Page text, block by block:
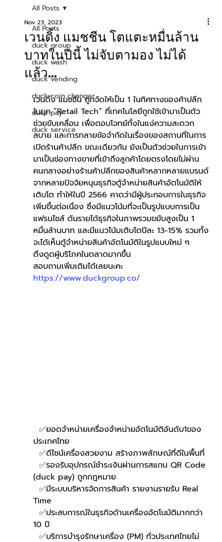
All Posts
duck group
duck wash
duck vending
duck coin changer
duck pay
duck service
All Posts
เวนดิ้ง แมชชีน โตแตะหมื่นล้าน
บาทในปีนี้ ไม่จับตามอง ไม่ได้
แล้ว...
Nov 23, 2023
เวนดิ้ง แมชชีน ถูกจัดให้เป็น 1 ในทิศทางของค้าปลีก
ในยุค “Retail Tech” ที่เทคโนโลยีถูกใช้เข้ามาเป็นตัว
ช่วยขับเคลื่อน เพื่อตอบโจทย์ทั้งในแง่ความสะดวก
สบาย และการทลายข้อจำกัดในเรื่องของสถานที่ในการ
เปิดร้านค้าปลีก ขณะเดียวกัน ยังเป็นตัวช่วยในการเข้า
มาเป็นช่องทางขายที่เข้าถึงลูกค้าโดยตรงโดยไม่ผ่าน
คนกลางอย่างร้านค้าปลีกของสินค้าหลากหลายแบรนด์
จากหลายปัจจัยหนุนธุรกิจตู้จำหน่ายสินค้าอัตโนมัติให้
เติบโต ทำให้ในปี 2566 คาดว่ามีผู้ประกอบการในธุรกิจ
เพิ่มขึ้นต่อเนื่อง ซึ่งมีแนวโน้มที่จะเป็นรูปแบบการเป็น
แฟรนไชส์ ดันรายได้ธุรกิจในภาพรวมขยับสูงเป็น 1
หมื่นล้านบาท และมีแนวโน้มเติบโตปีละ 13-15% รวมทั้ง
จะได้เห็นตู้จำหน่ายสินค้าอัตโนมัติในรูปแบบใหม่ ๆ
ดึงดูดผู้บริโภคในตลาดมากขึ้น
สอบถามเพิ่มเติมได้เลยนะคะ
https://www.duckgroup.co/
ประเทศไทย
  ✅ดีไซน์เครื่องสวยงาม สร้างภาพลักษณ์ที่ดีในพื้นที่
(duck pay) ถูกกฎหมาย
Time
10 ปี